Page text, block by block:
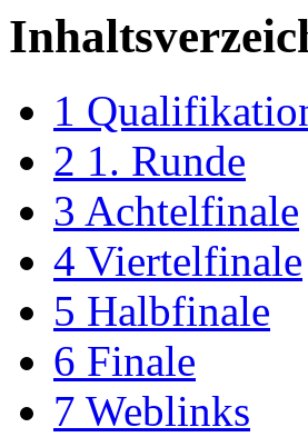
1
2 1. Runde
3 Achtelfinale
4 Viertelfinale
5 Halbfinale
6 Finale
7 Weblinks